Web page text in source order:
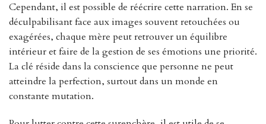
Cependant, il est possible de réécrire cette narration. En se
déculpabilisant face aux images souvent retouchées ou
exagérées, chaque mère peut retrouver un équilibre
intérieur et faire de la gestion de ses émotions une priorité.
La clé réside dans la conscience que personne ne peut
atteindre la perfection, surtout dans un monde en
constante mutation.